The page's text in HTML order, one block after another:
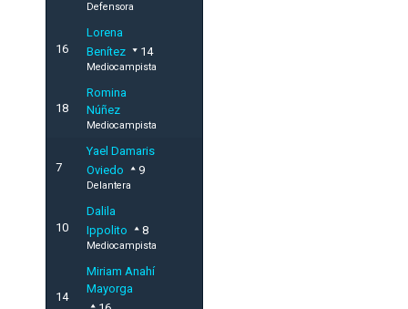
Defensora
16
Lorena
Benítez
14
Mediocampista
18
Romina
Núñez
Mediocampista
7
Yael Damaris
Oviedo
9
Delantera
10
Dalila
Ippolito
8
Mediocampista
14
Miriam Anahí
Mayorga